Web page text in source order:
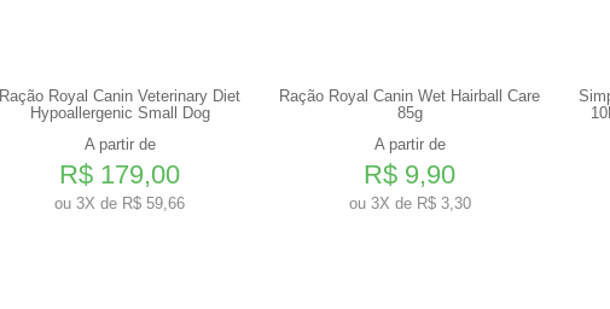
Ração Royal Canin Veterinary Diet
Hypoallergenic Small Dog
A partir de
R$ 179,00
ou 3X de R$ 59,66
Ração Royal Canin Wet Hairball Care
85g
A partir de
R$ 9,90
ou3X de R$ 3,30